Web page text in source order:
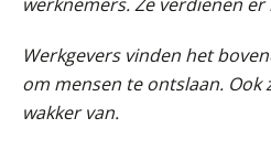
Werkgevers vinden het
om mensen te ontslaan. Ook
wakker van.
17
SEP